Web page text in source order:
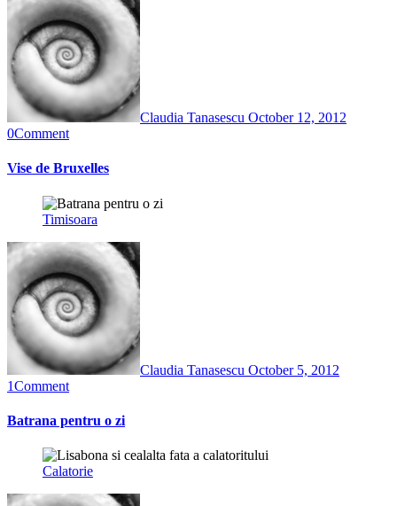
Claudia Tanasescu October 12, 2012
0Comment
Vise de Bruxelles
Timisoara
Claudia Tanasescu October 5, 2012
1Comment
Batrana pentru o zi
Calatorie